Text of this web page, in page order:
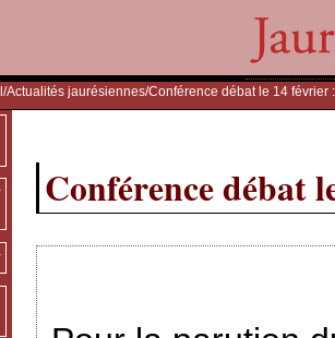
/Actualités jaurésiennes/Conférence débat le 14 février
Conférence débat